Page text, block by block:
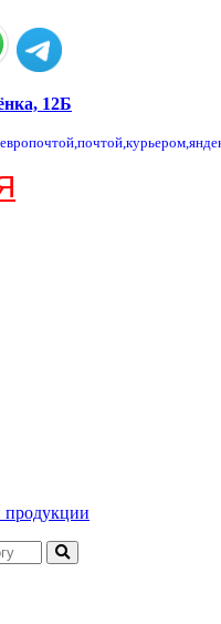
12Б
европочтой,почтой,курьером,
продукции